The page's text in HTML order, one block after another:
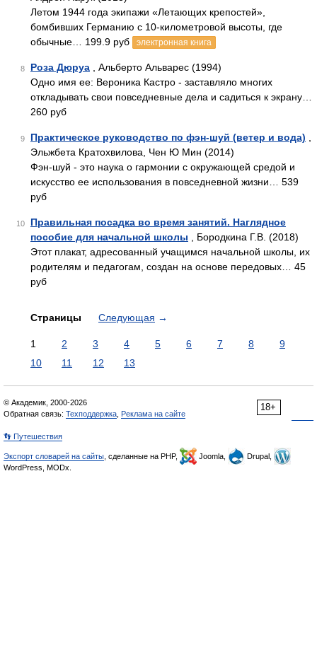
Летом 1944 года экипажи «Летающих крепостей»,
бомбивших Германию с 10-километровой высоты, где
обычные… 199.9 руб
электронная книга
8 Роза Дюруа , Альберто Альварес (1994)
Одно имя ее: Вероника Кастро - заставляло многих
откладывать свои повседневные дела и садиться к экрану…
260 руб
9 Практическое руководство по фэн-шуй (ветер и вода)
Эльжбета Кратохвилова, Чен Ю Мин (2014)
Фэн-шуй - это наука о гармонии с окружающей средой и
искусство ее использования в повседневной жизни… 539
руб
10
Правильная посадка во время занятий. Наглядное
пособие для начальной школы , Бородкина Г.В. (2018)
Этот плакат, адресованный учащимся начальной школы, их
родителям и педагогам, создан на основе передовых… 45
руб
Страницы Следующая →
1 2 3 4 5 6 7 8
9
10
11 12 13
18+
© Академик, 2000-2026
Обратная связь: Техподдержка Реклама на сайте
👣 Путешествия
Экспорт словарей на сайты , сделанные на PHP, Joomla,
Drupal,
WordPress, MODx.